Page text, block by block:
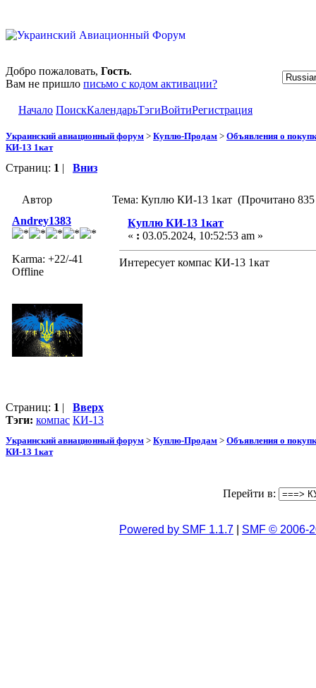
Добро пожаловать, Гость.
Вам не пришло письмо с кодом активации?
Начало ПоискКалендарьТэгиВойтиРегистрация
Украинский авиационный форум > Куплю-Продам > Объявления о
КИ-13 1кат
Страниц: 1 | Вниз
Автор
Тема: Куплю КИ-13 1кат (Прочитано 835
Andrey1383
Karma: +22/-41
Offline
Куплю КИ-13 1кат
« : 03.05.2024, 10:52:53 am »
Интересует компас КИ-13 1кат
Страниц: 1 | Вверх
Тэги: компас КИ-13
Украинский авиационный форум > Куплю-Продам > Объявления о
КИ-13 1кат
Перейти в:
Powered by SMF 1.1.7 SMF © 2006-